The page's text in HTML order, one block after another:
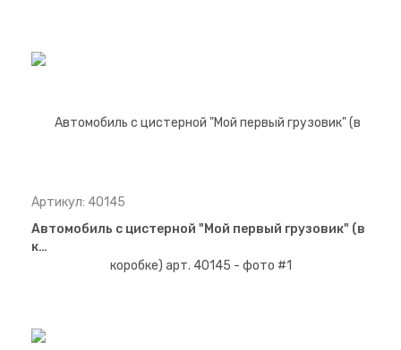
Артикул: 40145
Автомобиль с цистерной "Мой первый грузовик" (в
к…